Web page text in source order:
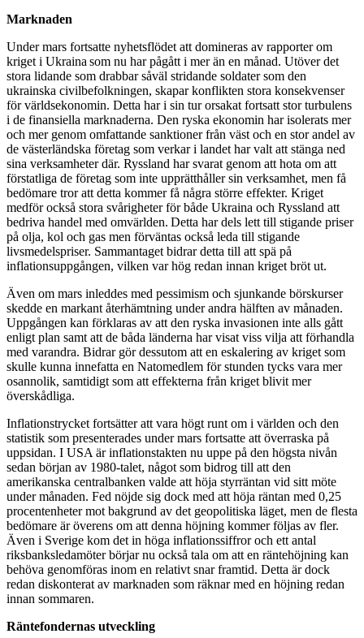
Marknaden
Under mars fortsatte nyhetsflödet att domineras av rapporter om
kriget i Ukraina som nu har pågått i mer än en månad. Utöver det
stora lidande som drabbar såväl stridande soldater som den
ukrainska civilbefolkningen, skapar konflikten stora konsekvenser
för världsekonomin. Detta har i sin tur orsakat fortsatt stor turbulens
i de finansiella marknaderna. Den ryska ekonomin har isolerats mer
och mer genom omfattande sanktioner från väst och en stor andel av
de västerländska företag som verkar i landet har valt att stänga ned
sina verksamheter där. Ryssland har svarat genom att hota om att
förstatliga de företag som inte upprätthåller sin verksamhet, men få
bedömare tror att detta kommer få några större effekter. Kriget
medför också stora svårigheter för både Ukraina och Ryssland att
bedriva handel med omvärlden. Detta har dels lett till stigande priser
på olja, kol och gas men förväntas också leda till stigande
livsmedelspriser. Sammantaget bidrar detta till att spä på
inflationsuppgången, vilken var hög redan innan kriget bröt ut.
Även om mars inleddes med pessimism och sjunkande börskurser
skedde en markant återhämtning under andra hälften av månaden.
Uppgången kan förklaras av att den ryska invasionen inte alls gått
enligt plan samt att de båda länderna har visat viss vilja att förhandla
med varandra. Bidrar gör dessutom att en eskalering av kriget som
skulle kunna innefatta en Natomedlem för stunden tycks vara mer
osannolik, samtidigt som att effekterna från kriget blivit mer
överskådliga.
Inflationstrycket fortsätter att vara högt runt om i världen och den
statistik som presenterades under mars fortsatte att överraska på
uppsidan. I USA är inflationstakten nu uppe på den högsta nivån
sedan början av 1980-talet, något som bidrog till att den
amerikanska centralbanken valde att höja styrräntan vid sitt möte
under månaden. Fed nöjde sig dock med att höja räntan med 0,25
procentenheter mot bakgrund av det geopolitiska läget, men de flesta
bedömare är överens om att denna höjning kommer följas av fler.
Även i Sverige kom det in höga inflationssiffror och ett antal
riksbanksledamöter börjar nu också tala om att en räntehöjning kan
behöva genomföras inom en relativt snar framtid. Detta är dock
redan diskonterat av marknaden som räknar med en höjning redan
innan sommaren.
Räntefondernas utveckling